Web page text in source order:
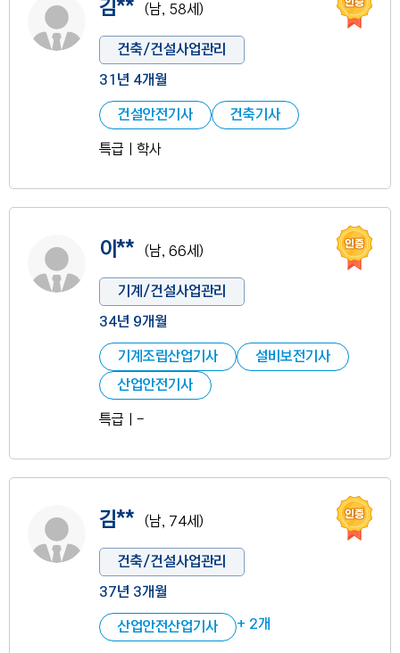
사진 없음
김** (남, 58세)
건축/건설사업관리
31년 4개월
건설안전기사 건축기사
특급ㅣ학사
사진 없음
이** (남, 66세)
기계/건설사업관리
34년 9개월
기계조립산업기사
설비보전기사
산업안전기사
특급ㅣ-
사진 없음
김** (남, 74세)
건축/건설사업관리
37년 3개월
산업안전산업기사 + 2개